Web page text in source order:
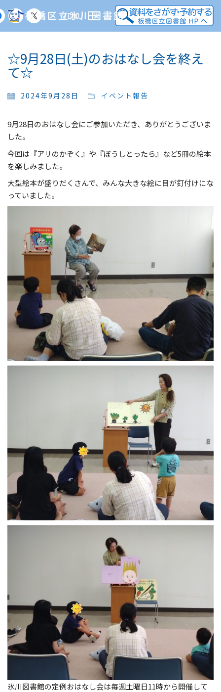
MENU
☆9月28日(土)のおはなし会を終え
て☆
2024年9月28日 イベント報告
9月28日のおはなし会にご参加いただき、ありがとうございま
した。
今回は『アリのかぞく』や『ぼうしとったら』など5冊の絵本
を楽しみました。
大型絵本が盛りだくさんで、みんな大きな絵に目が釘付けにな
っていました。
氷川図書館の定例おはなし会は毎週土曜日11時から開催して